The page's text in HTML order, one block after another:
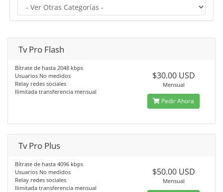
Tv Pro Flash
Bítrate de hasta 2048 kbps
Usuarios No medidos
Relay redes sociales
Ilimitada transferencia mensual
$30.00 USD
Mensual
Pedir Ahora
Tv Pro Plus
Bítrate de hasta 4096 kbps
Usuarios No medidos
Relay redes sociales
Ilimitada transferencia mensual
$50.00 USD
Mensual